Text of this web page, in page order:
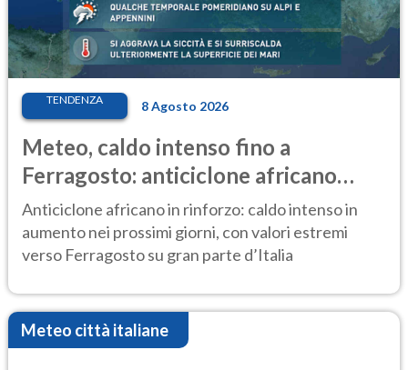
TENDENZA 8 Agosto 2026
Meteo, caldo intenso fino a
Ferragosto: anticiclone africano
ancora protagonista
Anticiclone africano in rinforzo: caldo intenso in
aumento nei prossimi giorni, con valori estremi
verso Ferragosto su gran parte d’Italia
Meteo città italiane